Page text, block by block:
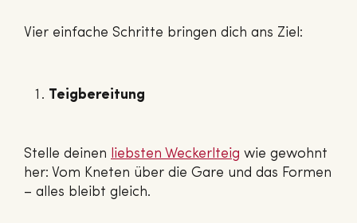
Vier einfache Schritte bringen dich ans Ziel:
Teigbereitung
Stelle deinen liebsten We­ckerl­teig wie gewohnt
her: Vom Kneten über die Gare und das Formen
– alles bleibt gleich.